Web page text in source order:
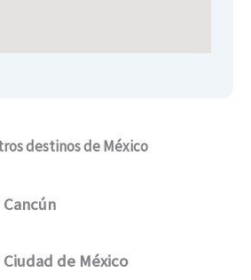
destinos de México
de México